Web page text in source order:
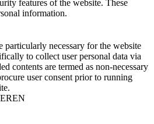
features of the website. These
information.
particularly necessary for the website
to collect user personal data via
contents are termed as non-necessary
user consent prior to running